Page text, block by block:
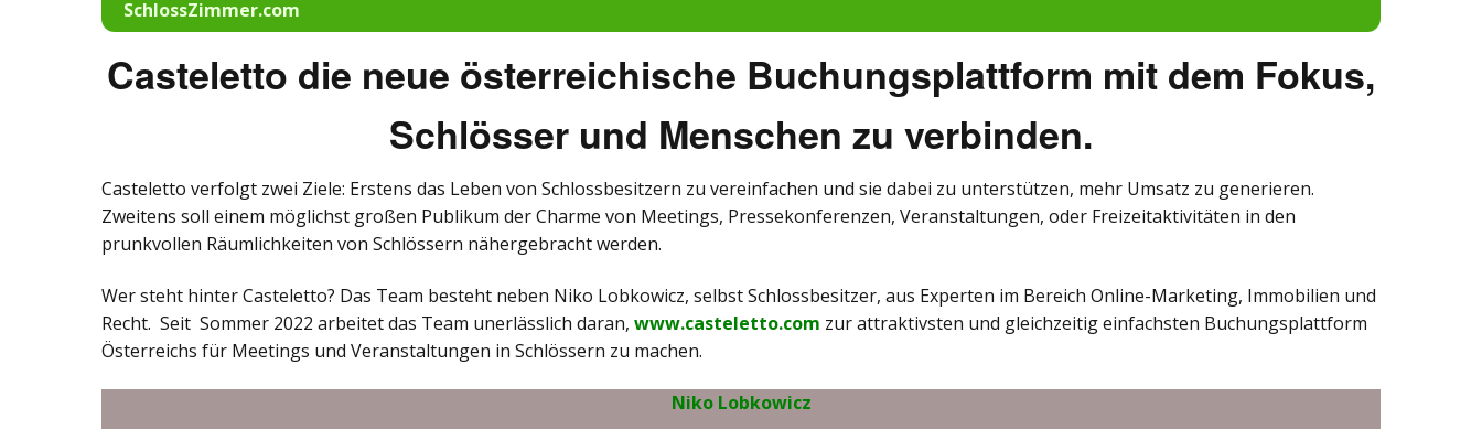
SchlossZimmer.com
Casteletto die neue österreichische Buchungsplattform mit dem Fokus,
Schlösser und Menschen zu verbinden.
Casteletto verfolgt zwei Ziele: Erstens das Leben von Schlossbesitzern zu vereinfachen und sie dabei zu unterstützen, mehr Umsatz zu generieren.
Zweitens soll einem möglichst großen Publikum der Charme von Meetings, Pressekonferenzen, Veranstaltungen, oder Freizeitaktivitäten in den
prunkvollen Räumlichkeiten von Schlössern nähergebracht werden.
Wer steht hinter Casteletto? Das Team besteht neben Niko Lobkowicz, selbst Schlossbesitzer, aus Experten im Bereich Online-Marketing, Immobilien und
Recht. Seit Sommer 2022 arbeitet das Team unerlässlich daran, www.casteletto.com zur attraktivsten und gleichzeitig einfachsten Buchungsplattform
Österreichs für Meetings und Veranstaltungen in Schlössern zu machen.
Niko Lobkowicz